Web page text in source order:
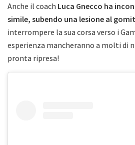
Anche il coach Luca Gnecco ha
simile, subendo una lesione al
interrompere la sua corsa verso i
esperienza mancheranno a molti di
pronta ripresa!